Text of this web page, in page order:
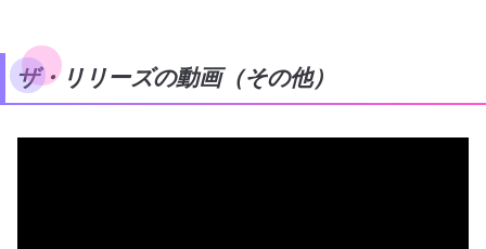
ザ・リリーズの動画（その他）